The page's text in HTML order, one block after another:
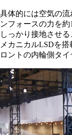
具体的には空気の
ンフォースの力を
しっかり接地させ
メカニカルLSDを
ロントの内輪側タイ